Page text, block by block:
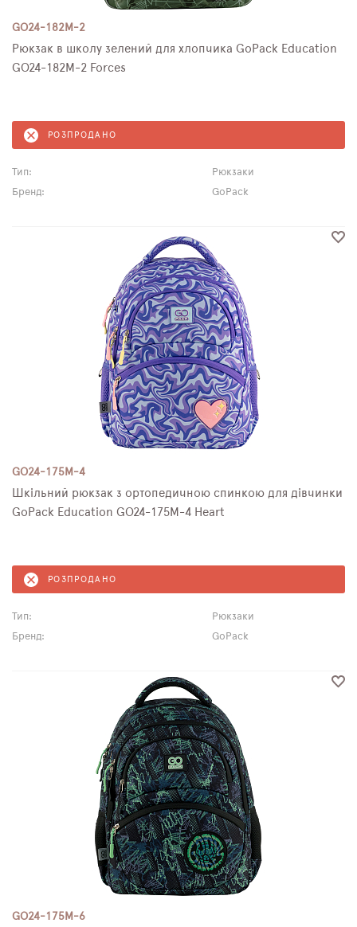
GO24-182M-2
Рюкзак в школу зелений для хлопчика GoPack Education
GO24-182M-2 Forces
РОЗПРОДАНО
Тип:
Рюкзаки
Бренд:
GoPack
GO24-175M-4
Шкільний рюкзак з ортопедичною спинкою для дівчинки
GoPack Education GO24-175M-4 Heart
РОЗПРОДАНО
Тип:
Рюкзаки
Бренд:
GoPack
GO24-175M-6